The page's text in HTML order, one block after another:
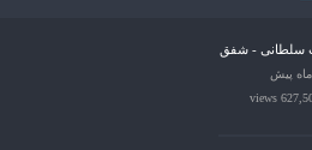
سلطانی - شفق
627,502